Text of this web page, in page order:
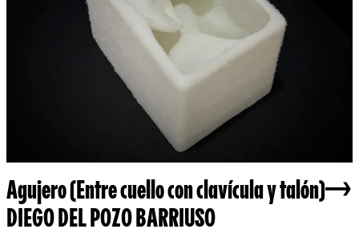
Agujero (Entre cuello con clavícula y talón)
DIEGO DEL POZO BARRIUSO